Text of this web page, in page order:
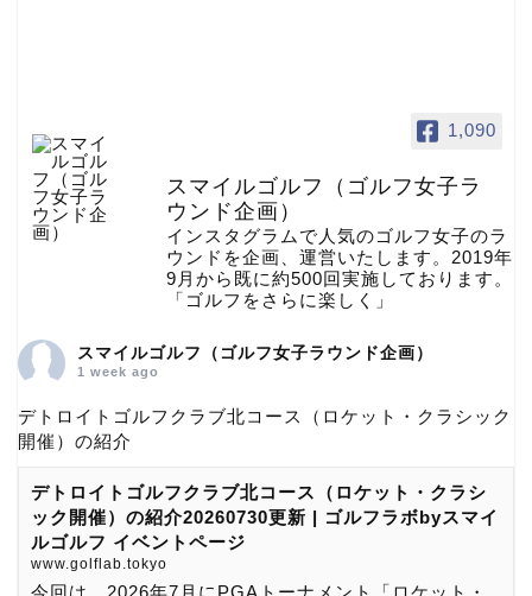
1,090
スマイルゴルフ（ゴルフ女子ラ
ウンド企画）
インスタグラムで人気のゴルフ女子のラ
ウンドを企画、運営いたします。2019年
9月から既に約500回実施しております。
「ゴルフをさらに楽しく」
スマイルゴルフ（ゴルフ女子ラウンド企画）
1 week ago
デトロイトゴルフクラブ北コース（ロケット・クラシック
開催）の紹介
デトロイトゴルフクラブ北コース（ロケット・クラシ
ック開催）の紹介20260730更新 | ゴルフラボbyスマイ
ルゴルフ イベントページ
www.golflab.tokyo
今回は、2026年7月にPGAトーナメント「ロケット・